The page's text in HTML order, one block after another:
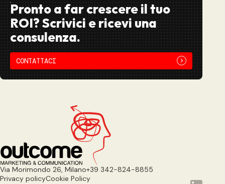
Pronto a far crescere il tuo
ROI? Scrivici e ricevi una
consulenza.
CONTATTACI
Via Morimondo 26, Milano+39 342-824-8855
Privacy policyCookie Policy